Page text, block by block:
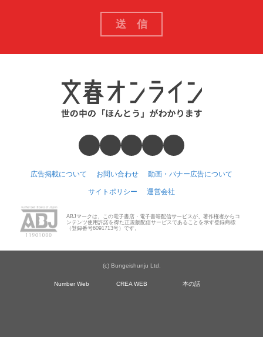
広告掲載について お問い合わせ 動画・バナー広告について
サイトポリシー 運営会社
ABJマークは、この電子書店・電子書籍配信サービスが、著作権者からコ
ンテンツ使用許諾を得た正規版配信サービスであることを示す登録商標
（登録番号6091713号）です。
(c) Bungeishunju Ltd.
Number Web CREA WEB 本の話